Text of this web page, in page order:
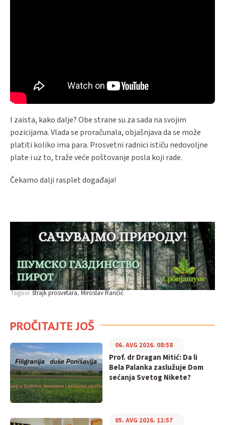
I zaista, kako dalje? Obe strane su za sada na svojim
pozicijama. Vlada se proračunala, objašnjava da se može
platiti koliko ima para. Prosvetni radnici ističu nedovoljne
plate i uz to, traže veće poštovanje posla koji rade.
Čekamo dalji rasplet događaja!
Tagovi:štrajk prosvetara Miroslav Rančić
PROČITAJTE JOŠ
Prof. dr Dragan Mitić: Da li
Bela Palanka zaslužuje Dom
sećanja Svetog Nikete?
06. AVG 2026. 08:58
05. AVG 2026. 12:57